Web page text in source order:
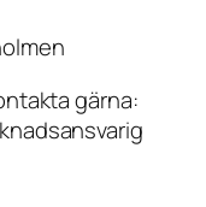
gärna: